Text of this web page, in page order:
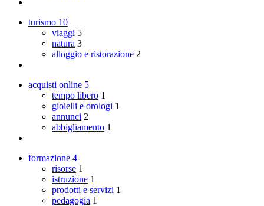
turismo 10
viaggi 5
natura 3
alloggio e ristorazione 2
acquisti online 5
tempo libero 1
gioielli e orologi 1
annunci 2
abbigliamento 1
formazione 4
risorse 1
istruzione 1
prodotti e servizi 1
pedagogia 1